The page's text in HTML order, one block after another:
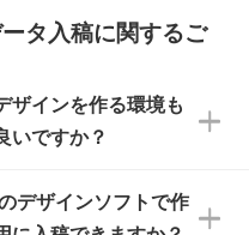
さい。
ただくと、おおよ
認いただけます。
ご発注をお願いい
なります。各商
ターパックなど)
つ袋に入っていま
ど)
れていない状態で
えや、オリジナル
せん。
。なお、海外への
ので予めご了承く
タ入稿に関するご
ザインを作る環境も
いですか？
ター」を使えば、
デザインソフトで作